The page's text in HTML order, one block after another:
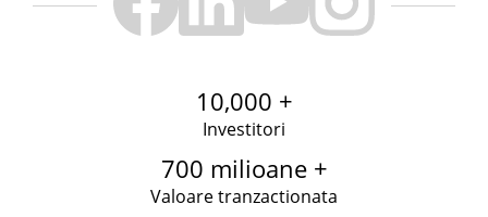
10,000 +
Investitori
700 milioane +
Valoare tranzactionata